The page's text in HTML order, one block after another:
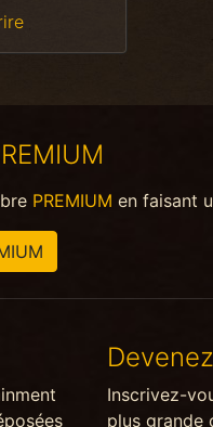
PREMIUM en faisant
Inscrivez-
plus grande